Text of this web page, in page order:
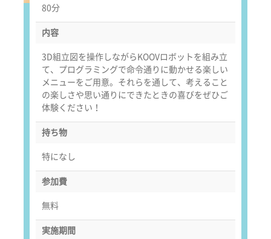
80分
内容
3D組立図を操作しながらKOOVロボットを組み立
て、プログラミングで命令通りに動かせる楽しい
メニューをご用意。それらを通して、考えること
の楽しさや思い通りにできたときの喜びをぜひご
体験ください！
持ち物
特になし
参加費
無料
実施期間